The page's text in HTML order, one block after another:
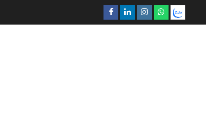
Facebook
LinkedinInstagram
What’sapp
Zalo